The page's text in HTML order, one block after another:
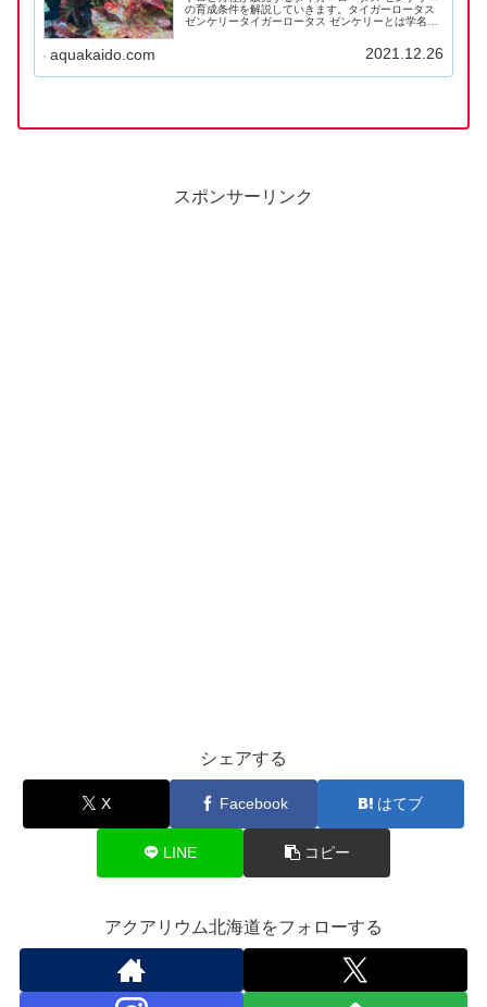
の育成条件を解説していきます。タイガーロータス
ゼンケリータイガーロータス ゼンケリーとは学名：
ータスゼンケリーは、スイレンの仲間で...
aquakaido.com 2021.12.26
スポンサーリンク
シェアする
X Facebook はてブ
LINE コピー
アクアリウム北海道をフォローする